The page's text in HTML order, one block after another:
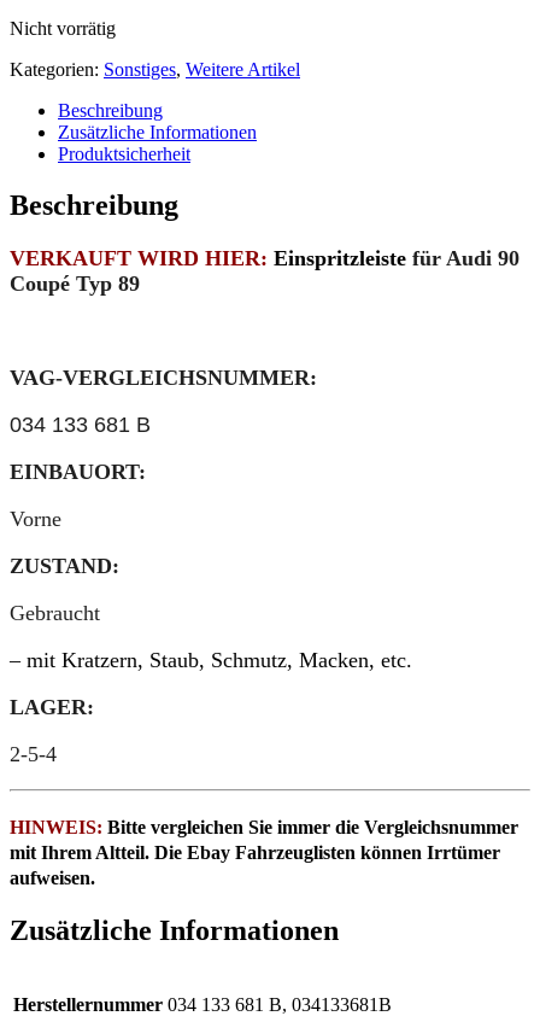
Nicht vorrätig
Kategorien: Sonstiges, Weitere Artikel
Beschreibung
Zusätzliche Informationen
Produktsicherheit
Beschreibung
VERKAUFT WIRD HIER: Einspritzleiste für Audi 90
Coupé Typ 89
VAG-VERGLEICHSNUMMER:
034 133 681 B
EINBAUORT:
Vorne
ZUSTAND:
Gebraucht
– mit Kratzern, Staub, Schmutz, Macken, etc.
LAGER:
2-5-4
HINWEIS: Bitte vergleichen Sie immer die Vergleichsnummer
mit Ihrem Altteil. Die Ebay Fahrzeuglisten können Irrtümer
aufweisen.
Zusätzliche Informationen
Herstellernummer 034 133 681 B, 034133681B